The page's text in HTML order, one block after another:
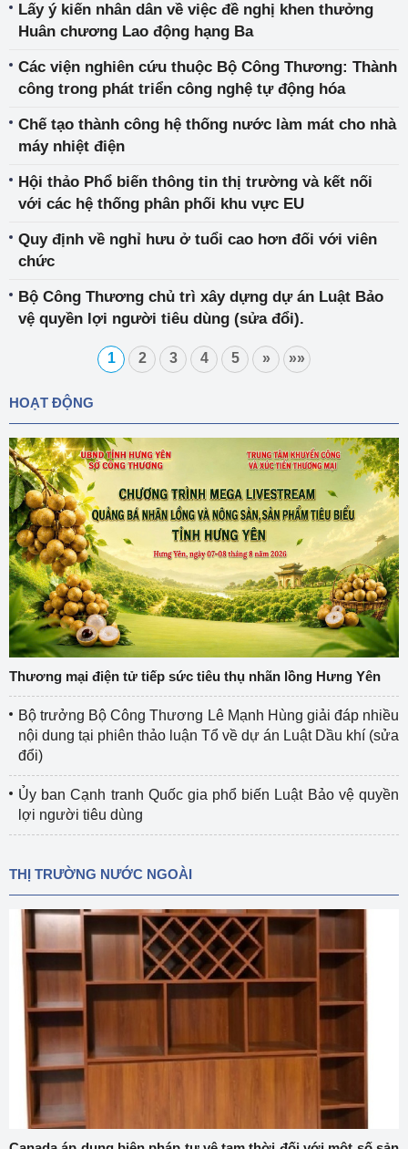
Lấy ý kiến nhân dân về việc đề nghị khen thưởng
Huân chương Lao động hạng Ba
Các viện nghiên cứu thuộc Bộ Công Thương: Thành
công trong phát triển công nghệ tự động hóa
Chế tạo thành công hệ thống nước làm mát cho nhà
máy nhiệt điện
Hội thảo Phổ biến thông tin thị trường và kết nối
với các hệ thống phân phối khu vực EU
Quy định về nghỉ hưu ở tuổi cao hơn đối với viên
chức
Bộ Công Thương chủ trì xây dựng dự án Luật Bảo
vệ quyền lợi người tiêu dùng (sửa đổi).
1 2 3 4 5 » »»
HOẠT ĐỘNG
Thương mại điện tử tiếp sức tiêu thụ nhãn lồng Hưng Yên
Bộ trưởng Bộ Công Thương Lê Mạnh Hùng giải đáp nhiều
nội dung tại phiên thảo luận Tổ về dự án Luật Dầu khí (sửa
đổi)
Ủy ban Cạnh tranh Quốc gia phổ biến Luật Bảo vệ quyền
lợi người tiêu dùng
THỊ TRƯỜNG NƯỚC NGOÀI